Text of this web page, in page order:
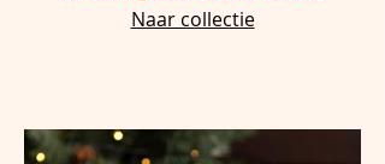
Naar collectie